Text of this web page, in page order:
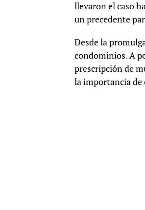
llevaron el caso
un precedente
Desde la
condominios. A
prescripción de
la importancia de